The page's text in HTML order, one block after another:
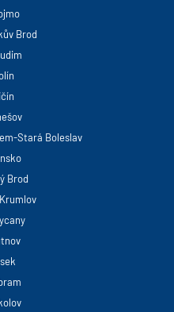
Brod
Stará Boleslav
Brod